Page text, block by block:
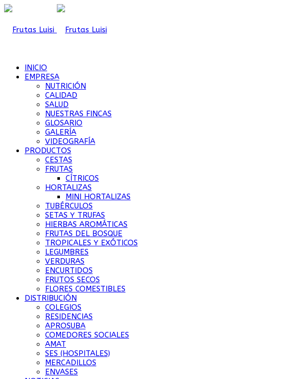
INICIO
EMPRESA
NUTRICIÓN
CALIDAD
SALUD
NUESTRAS FINCAS
GLOSARIO
GALERÍA
VIDEOGRAFÍA
PRODUCTOS
CESTAS
FRUTAS
CÍTRICOS
HORTALIZAS
MINI HORTALIZAS
TUBÉRCULOS
SETAS Y TRUFAS
HIERBAS AROMÁTICAS
FRUTAS DEL BOSQUE
TROPICALES Y EXÓTICOS
LEGUMBRES
VERDURAS
ENCURTIDOS
FRUTOS SECOS
FLORES COMESTIBLES
DISTRIBUCIÓN
COLEGIOS
RESIDENCIAS
APROSUBA
COMEDORES SOCIALES
AMAT
SES (HOSPITALES)
MERCADILLOS
ENVASES